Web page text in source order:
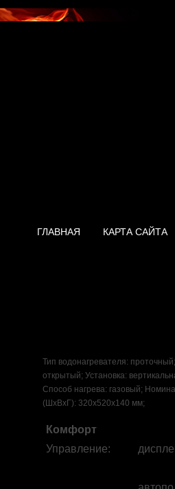
ГЛАВНАЯ КАРТА САЙТА
Тип водонагревателя:
открытый; Установка:
Способ нагрева: газовый;
(ШхВхГ): 320x520x140 мм;
Комфорт
Управление: